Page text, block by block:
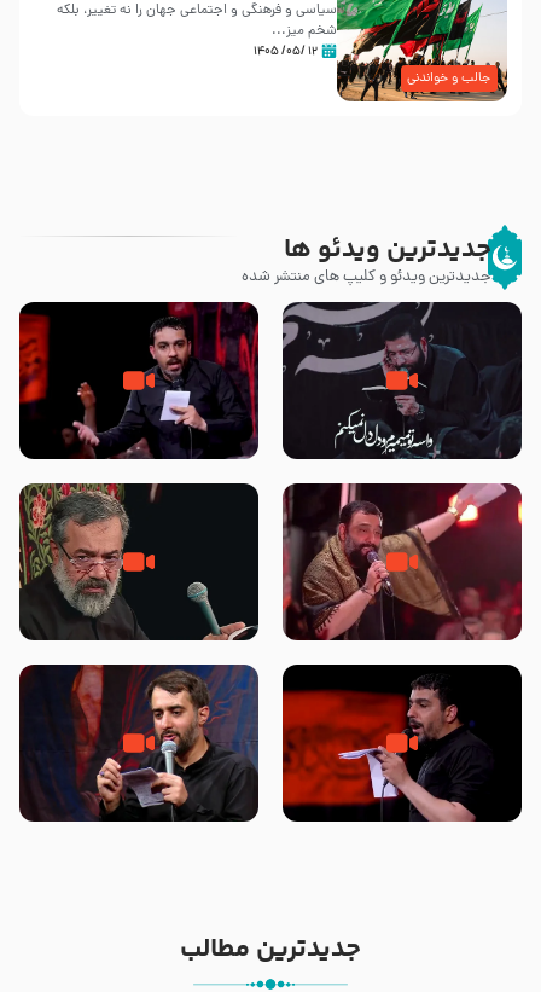
جالب و خواندنی
سیاسی و فرهنگی و اجتماعی جهان را نه تغییر، بلکه
شخم میز...
۱۲ /۰۵/ ۱۴۰۵
جدیدترین ویدئو ها
جدیدترین ویدئو و کلیپ های منتشر شده
مصداق کربلا – حاج حسین سیب
سرخی
شور ، حسینا! به‌ حق زهرا «أُنْظُرْ
إِلَینا» – عزاداری شب هفتم ماه
جانا جانا ابی عبدالله – کربلایی جواد
مقدم – شب هشتم محرم 1448 –
مادر منم مثل تو خمیدم – حاج
محمود کریمی – شهادت حضرت
هیئت رایة العباس علیه السلام
تک ، عبّاس، صاحب دل‌هاست –
حاج حنیف طاهری – عزاداری شب
من غلام نوکراتم من عاشق کربلاتم
– شور زمینه – شب هفتم – محرم
جدیدترین مطالب